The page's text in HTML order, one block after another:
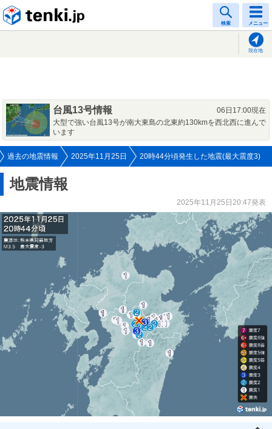
検索 メニュー
現在地
台風13号情報
06日17:00現在
大型で強い台風13号が南大東島の北東約130kmを西北西に進んで
います
過去の地震情報 2025年11月25日 20時44分頃発生した地震(最大震度3)
地震情報
2025年11月25日20:47発表